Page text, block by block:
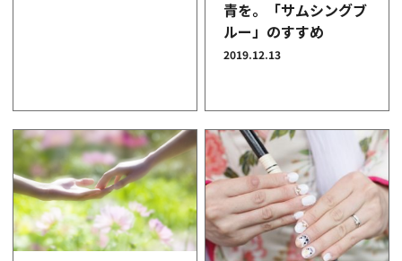
青を。「サムシングブ
ルー」のすすめ
2019.12.13